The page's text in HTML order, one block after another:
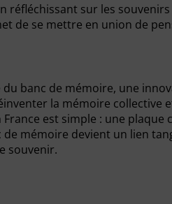
sur les
de se mettre en union de
banc de mémoire, une
la mémoire collective
est simple : une
mémoire devient un lien
souvenir.